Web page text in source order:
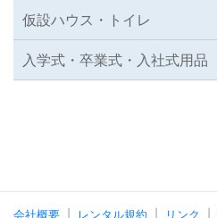
仮設ハウス・トイレ
入学式・卒業式・入社式用品
会社概要 レンタル規約 リンク